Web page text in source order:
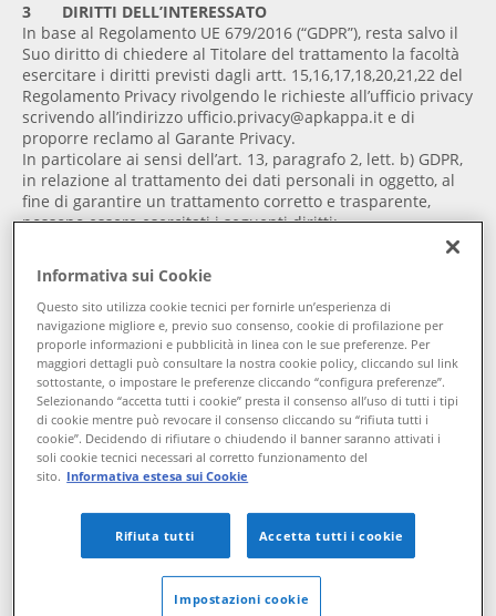
3 DIRITTI DELL’INTERESSATO
In base al Regolamento UE 679/2016 (“GDPR”), resta salvo il
Suo diritto di chiedere al Titolare del trattamento la facoltà
esercitare i diritti previsti dagli artt. 15,16,17,18,20,21,22 del
Regolamento Privacy rivolgendo le richieste all’ufficio privacy
scrivendo all’indirizzo ufficio.privacy@apkappa.it e di
proporre reclamo al Garante Privacy.
In particolare ai sensi dell’art. 13, paragrafo 2, lett. b) GDPR,
in relazione al trattamento dei dati personali in oggetto, al
fine di garantire un trattamento corretto e trasparente,
possono essere esercitati i seguenti diritti:
Diritto di informazione ed accesso (ex art. 15 GDPR): al fine
di ottenere dal Titolare del trattamento informazioni
sull’esistenza o meno di trattamenti di dati che La
riguardano nonché l’accesso ai Suoi dati personali e ad
informazioni sulle finalità del trattamento, sui destinatari
o sulle categorie di destinatari a cui i dati vengono
trasmessi.
Diritto alla rettifica (ex art. 16 GDPR), alla cancellazione
(“diritto all’oblio”) (ex art. 17 GDPR) e alla limitazione (ex
art. 18 GDPR): al fine di chiedere al Titolare del
trattamento la rettifica e la cancellazione dei Suoi dati
personali e la limitazione del trattamento.
Diritto alla portabilità (ex art. 20 GDPR): potrà ricevere in
qualsiasi momento, dietro Sua richiesta, in un formato
strutturato, di uso comune e leggibile, i dati da Lei forniti
e trattati da APKAPPA S.r.l. in modo automatizzato;
Informativa sui Cookie
Questo sito utilizza cookie tecnici per fornirle un’esperienza di
navigazione migliore e, previo suo consenso, cookie di profilazione per
proporle informazioni e pubblicità in linea con le sue preferenze. Per
maggiori dettagli può consultare la nostra cookie policy, cliccando sul link
sottostante, o impostare le preferenze cliccando “configura preferenze”.
Selezionando “accetta tutti i cookie” presta il consenso all’uso di tutti i tipi
di cookie mentre può revocare il consenso cliccando su “rifiuta tutti i
cookie”. Decidendo di rifiutare o chiudendo il banner saranno attivati i
soli cookie tecnici necessari al corretto funzionamento del
sito. Informativa estesa sui Cookie
Rifiuta tutti Accetta tutti i cookie
Impostazioni cookie